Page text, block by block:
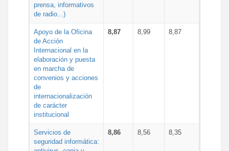
prensa, informativos
de radio...)
Apoyo de la Oficina
de Acción
Internacional en la
elaboración y puesta
en marcha de
convenios y acciones
de
internacionalización
de carácter
institucional
8,87 8,99 8,87
Servicios de
seguridad informática:
8,86 8,56 8,35